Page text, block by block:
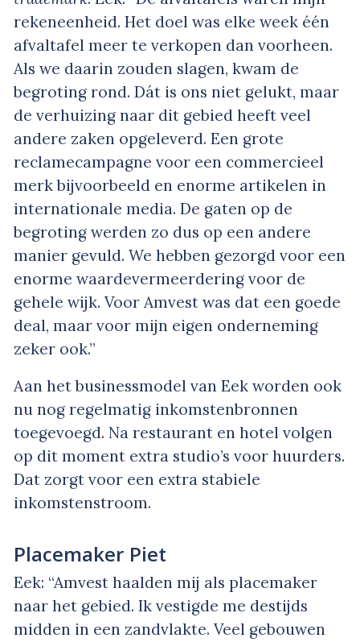
rekeneenheid. Het doel was elke week één
afvaltafel meer te verkopen dan voorheen.
Als we daarin zouden slagen, kwam de
begroting rond. Dát is ons niet gelukt, maar
de verhuizing naar dit gebied heeft veel
andere zaken opgeleverd. Een grote
reclamecampagne voor een commercieel
merk bijvoorbeeld en enorme artikelen in
internationale media. De gaten op de
begroting werden zo dus op een andere
manier gevuld. We hebben gezorgd voor een
enorme waardevermeerdering voor de
gehele wijk. Voor Amvest was dat een goede
deal, maar voor mijn eigen onderneming
zeker ook.”
Aan het businessmodel van Eek worden ook
nu nog regelmatig inkomstenbronnen
toegevoegd. Na restaurant en hotel volgen
op dit moment extra studio’s voor huurders.
Dat zorgt voor een extra stabiele
inkomstenstroom.
Placemaker Piet
Eek: “Amvest haalden mij als placemaker
naar het gebied. Ik vestigde me destijds
midden in een zandvlakte. Veel gebouwen